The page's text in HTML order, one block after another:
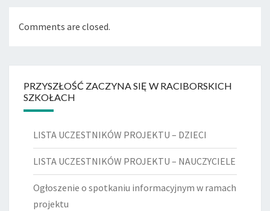
Comments are closed.
PRZYSZŁOŚĆ ZACZYNA SIĘ W RACIBORSKICH
SZKOŁACH
LISTA UCZESTNIKÓW PROJEKTU – DZIECI
LISTA UCZESTNIKÓW PROJEKTU – NAUCZYCIELE
Ogłoszenie o spotkaniu informacyjnym w ramach
projektu